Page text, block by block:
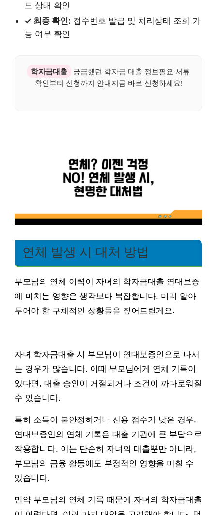
드 상태 확인
✓ 최종 확인: 접수번호 발급 및 처리상태 조회 가
능 여부 확인
학자금대출
궁금했던 학자금 대출 정보필요 서류
확인부터 신청까지 안내지금 바로 신청하세요!
연체 발생 시 대처 방법
부모님의 연체 이력이 자녀의 학자금대출 연대보증
에 미치는 영향은 생각보다 복잡합니다. 미리 알아
두어야 할 구체적인 상황들을 짚어드릴게요.
자녀 학자금대출 시 부모님이 연대보증인으로 나서
는 경우가 많습니다. 이때 부모님에게 연체 기록이
있다면, 대출 승인이 거절되거나 조건이 까다로워질
수 있습니다.
특히 소득이 불안정하거나 신용 점수가 낮은 경우,
연대보증인의 연체 기록은 대출 기관에 큰 부담으로
작용합니다. 이는 단순히 자녀의 대출뿐만 아니라,
부모님의 금융 활동에도 부정적인 영향을 미칠 수
있습니다.
만약 부모님의 연체 기록 때문에 자녀의 학자금대출